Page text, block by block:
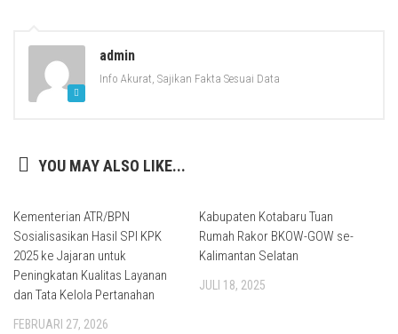
admin
Info Akurat, Sajikan Fakta Sesuai Data
YOU MAY ALSO LIKE...
Kementerian ATR/BPN
Sosialisasikan Hasil SPI KPK
2025 ke Jajaran untuk
Peningkatan Kualitas Layanan
dan Tata Kelola Pertanahan
FEBRUARI 27, 2026
Kabupaten Kotabaru Tuan
Rumah Rakor BKOW-GOW se-
Kalimantan Selatan
JULI 18, 2025